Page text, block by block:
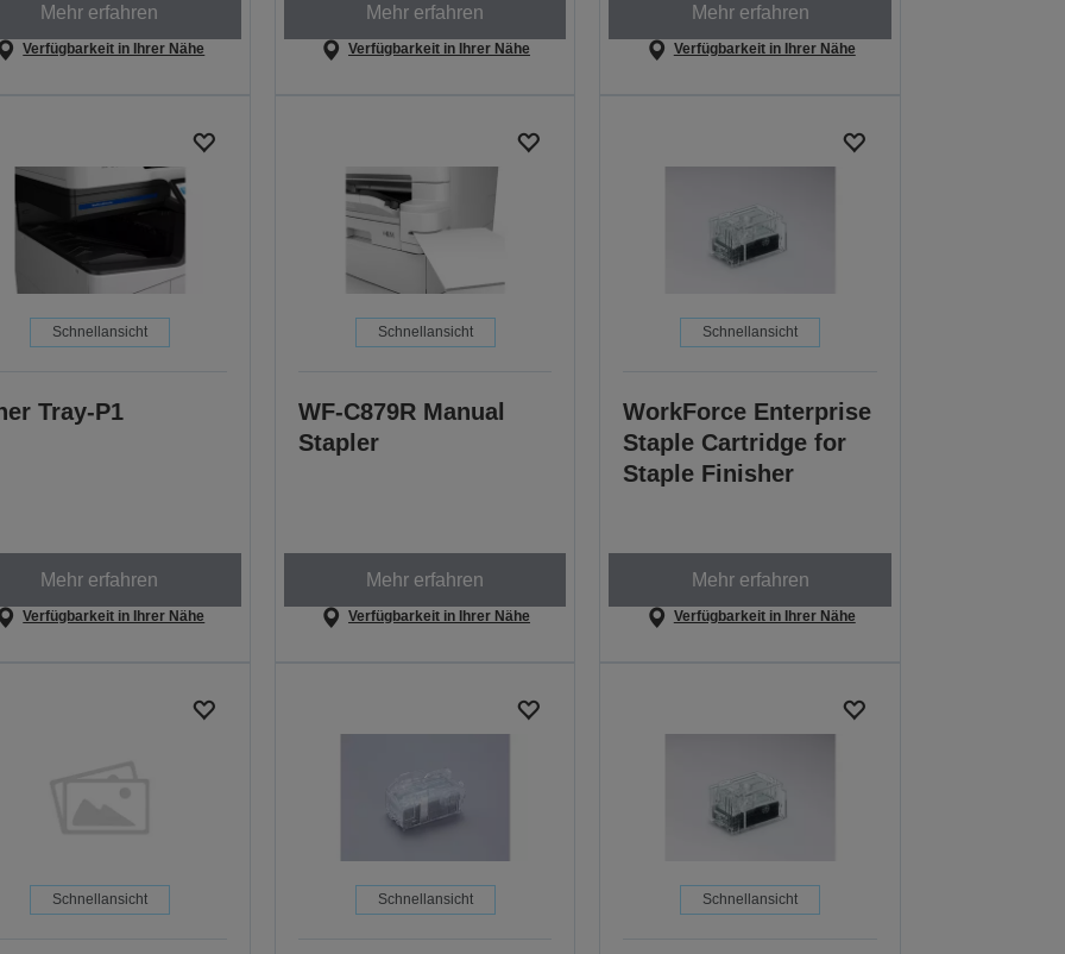
Mehr erfahren
Verfügbarkeit in Ihrer Nähe
Mehr erfahren
Verfügbarkeit in Ihrer Nähe
Mehr erfahren
Verfügbarkeit in Ihrer Nähe
Schnellansicht
Tray-P1
Mehr erfahren
Verfügbarkeit in Ihrer Nähe
Schnellansicht
WF-C879R Manual
Stapler
Mehr erfahren
Verfügbarkeit in Ihrer Nähe
Schnellansicht
WorkForce Enterprise
Staple Cartridge for
Staple Finisher
Mehr erfahren
Verfügbarkeit in Ihrer Nähe
Schnellansicht Schnellansicht Schnellansicht